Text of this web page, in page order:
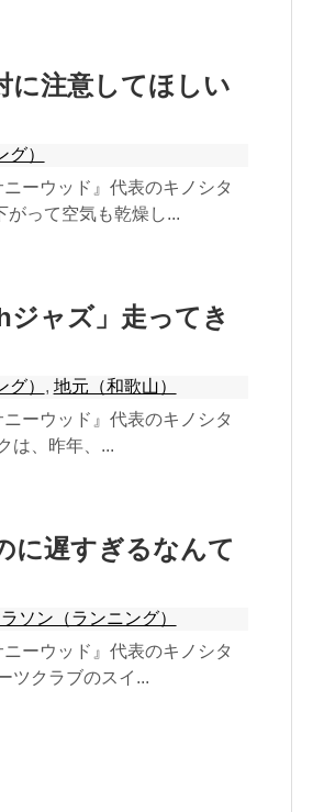
に注意してほしい
）
ーウッド』代表のキノシタ
がって空気も乾燥し...
ジャズ」走ってき
） , 地元（和歌山）
ーウッド』代表のキノシタ
は、昨年、...
に遅すぎるなんて
ソン（ランニング）
ーウッド』代表のキノシタ
ツクラブのスイ...